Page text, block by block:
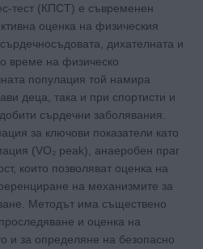
тест (КПСТ) е съвременен
оценка на физическия
дихателната и
време на физическо
популация той намира
деца, така и при спортисти и
сърдечни заболявания.
за ключови показатели като
(VO₂ peak), анаеробен праг
които позволяват оценка на
на механизмите за
Методът има съществено
и оценка на
и за определяне на безопасно